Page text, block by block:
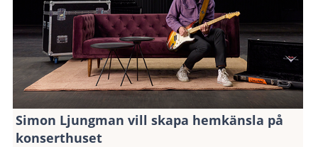
Simon Ljungman vill skapa hemkänsla på
konserthuset